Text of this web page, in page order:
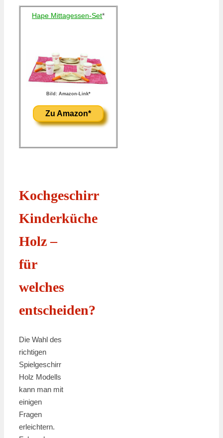
Hape Mittagessen-Set*
Bild: Amazon-Link*
Zu Amazon*
Kochgeschirr
Kinderküche
Holz –
für
welches
entscheiden?
Die Wahl des
richtigen
Spielgeschirr
Holz Modells
kann man mit
einigen
Fragen
erleichtern.